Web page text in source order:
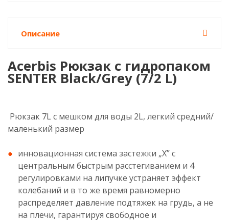
Описание
Acerbis Рюкзак с гидропаком
SENTER Black/Grey (7/2 L)
Рюкзак 7L с мешком для воды 2L, легкий средний/
маленький размер
инновационная система застежки „X” с
центральным быстрым расстегиванием и 4
регулировками на липучке устраняет эффект
колебаний и в то же время равномерно
распределяет давление подтяжек на грудь, а не
на плечи, гарантируя свободное и